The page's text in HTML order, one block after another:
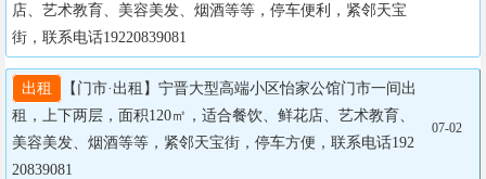
店、艺术教育、美容美发、烟酒等等，停车便利，紧邻天宝
街，联系电话19220839081
出租
【门市·出租】宁晋大型高端小区怡家公馆门市一间出
租，上下两层，面积120㎡，适合餐饮、鲜花店、艺术教育、
美容美发、烟酒等等，紧邻天宝街，停车方便，联系电话192
20839081
07-02